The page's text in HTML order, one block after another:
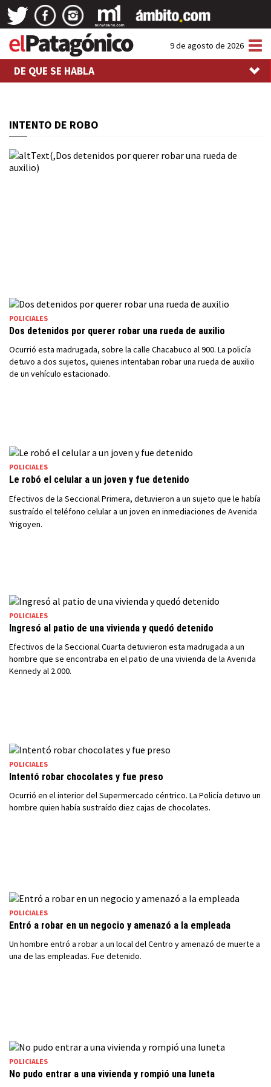
9 de agosto de 2026
DE QUE SE HABLA
INTENTO DE ROBO
POLICIALES
Dos detenidos por querer robar una rueda de auxilio
Ocurrió esta madrugada, sobre la calle Chacabuco al 900. La policía
detuvo a dos sujetos, quienes intentaban robar una rueda de auxilio
de un vehículo estacionado.
POLICIALES
Le robó el celular a un joven y fue detenido
Efectivos de la Seccional Primera, detuvieron a un sujeto que le había
sustraído el teléfono celular a un joven en inmediaciones de Avenida
Yrigoyen.
POLICIALES
Ingresó al patio de una vivienda y quedó detenido
Efectivos de la Seccional Cuarta detuvieron esta madrugada a un
hombre que se encontraba en el patio de una vivienda de la Avenida
Kennedy al 2.000.
POLICIALES
Intentó robar chocolates y fue preso
Ocurrió en el interior del Supermercado céntrico. La Policía detuvo un
hombre quien había sustraído diez cajas de chocolates.
POLICIALES
Entró a robar en un negocio y amenazó a la empleada
Un hombre entró a robar a un local del Centro y amenazó de muerte a
una de las empleadas. Fue detenido.
POLICIALES
No pudo entrar a una vivienda y rompió una luneta